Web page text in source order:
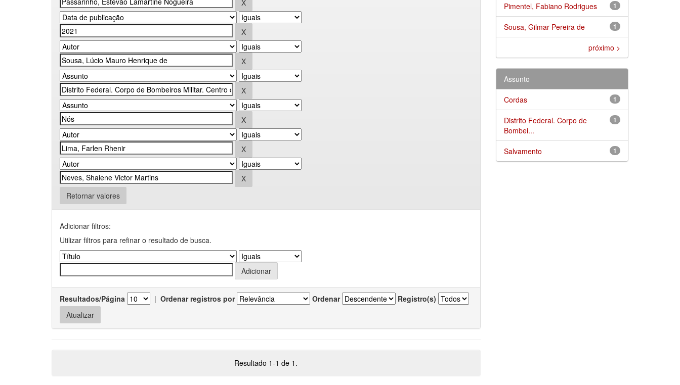
Retornar valores
Adicionar filtros:
Utilizar filtros para refinar o resultado de busca.
Resultados/Página | Ordenar registros por Ordenar Registro(s)
Resultado 1-1 de 1.
1
Pimentel, Fabiano Rodrigues
1
Sousa, Gilmar Pereira de
próximo >
Assunto
1
Cordas
1
Distrito Federal. Corpo de
Bombei...
1
Salvamento